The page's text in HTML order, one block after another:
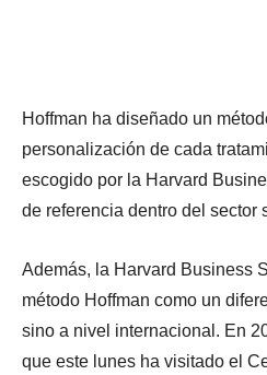
Hoffman ha diseñado un
personalización de cada
escogido por la Harvard
de referencia dentro del sector
Además, la Harvard Business
método Hoffman como un
sino a nivel internacional. En
que este lunes ha visitado el